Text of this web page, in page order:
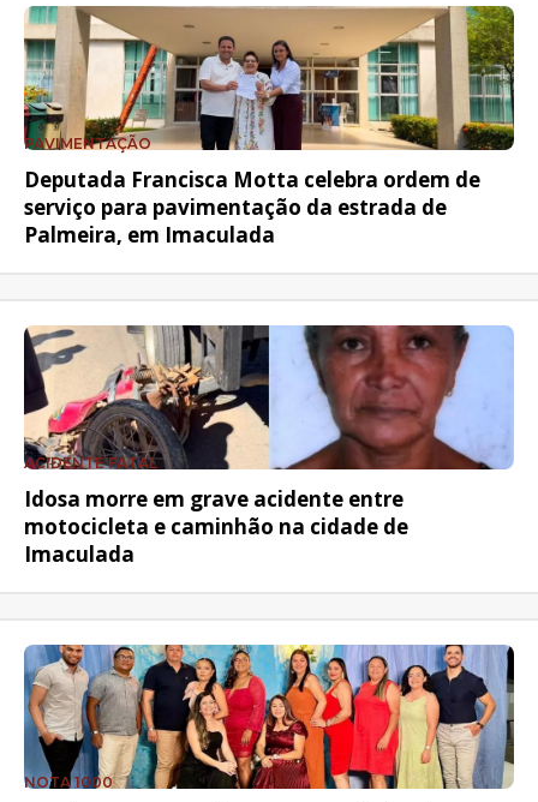
PAVIMENTAÇÃO
Deputada Francisca Motta celebra ordem de
serviço para pavimentação da estrada de
Palmeira, em Imaculada
ACIDENTE FATAL
Idosa morre em grave acidente entre
motocicleta e caminhão na cidade de
Imaculada
NOTA 1000